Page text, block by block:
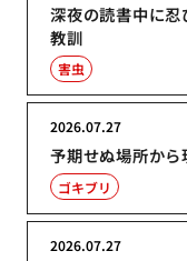
深夜の読書中に
教訓
害虫
予期せぬ場所か
2026.07.27
ゴキブリ
2026.07.27